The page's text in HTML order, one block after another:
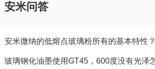
安米问答
安米微纳的低熔点玻璃粉所有的基本特性？
玻璃钢化油墨使用GT45，600度没有光泽